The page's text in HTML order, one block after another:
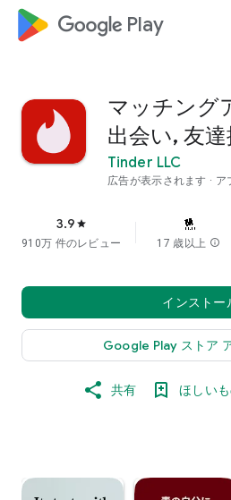
google_logo Play
マッチング
出会い, 友達
Tinder LLC
広告が表示されます ア
3.9 star
910万 件のレビュー 17 歳以上 info
インストー
Google Play ストア
共有 ほしい